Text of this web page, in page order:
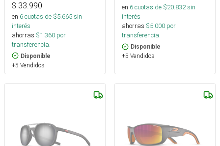
$ 33.990
en 6cuotas de $5.665sin
interés
ahorras $1.360 por
transferencia.
Disponible
+5 Vendidos
en 6cuotas de $20.832sin
interés
ahorras $5.000 por
transferencia.
Disponible
+5 Vendidos